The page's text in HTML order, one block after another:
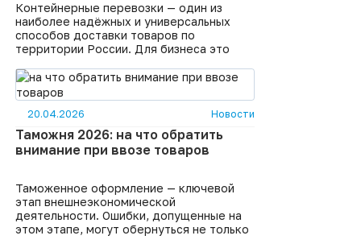
репутация
Контейнерные перевозки — один из
наиболее надёжных и универсальных
способов доставки товаров по
территории России. Для бизнеса это
рисков повреждения, удобство погрузки
и разгрузки, а также гибкость в выборе
маршрута . Контейнер — это
унифицированная тара (обычно 20- или
40-футовая), которую можно без
перегруза перемещать между видами
транспорта: автомобильным,
защищает
20.04.2026 Новости
Таможня 2026: на что обратить
внимание при ввозе товаров
Таможенное оформление — ключевой
этап внешнеэкономической
деятельности. Ошибки, допущенные на
этом этапе, могут обернуться не только